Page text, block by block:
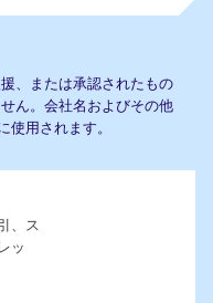
、または承認されたもの
ん。会社名およびその他
使用されます。
、ス
ッ